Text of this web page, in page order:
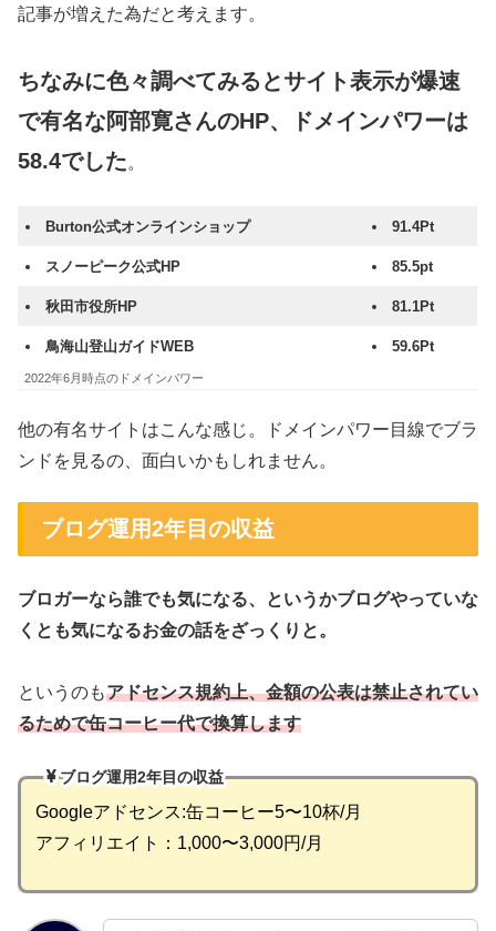
記事が増えた為だと考えます。
ちなみに色々調べてみるとサイト表示が爆速
で有名な阿部寛さんのHP、ドメインパワーは
58.4でした。
Burton公式オンラインショップ 91.4Pt
スノーピーク公式HP 85.5pt
秋田市役所HP 81.1Pt
鳥海山登山ガイドWEB 59.6Pt
2022年6月時点のドメインパワー
他の有名サイトはこんな感じ。
ドメインパワー目線でブラ
ンドを見るの、面白いかもしれません。
ブログ運用2年目の収益
ブロガーなら誰でも気になる、というかブログやっていな
くとも気になるお金の話をざっくりと。
というのもアドセンス規約上、金額の公表は禁止されてい
るためで缶コーヒー代で換算します
ブログ運用2年目の収益
Googleアドセンス:缶コーヒー5〜10杯/月
アフィリエイト：1,000〜3,000円/月